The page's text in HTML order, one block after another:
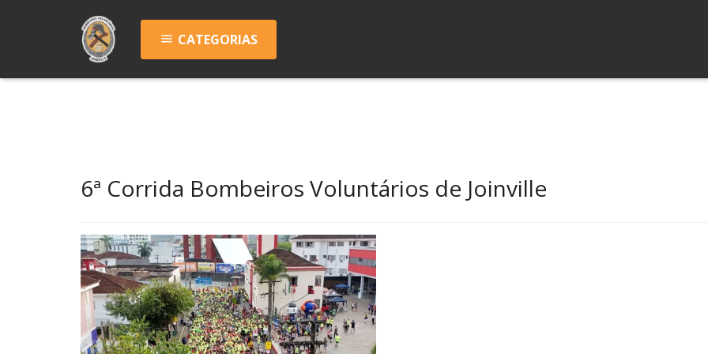
menu CATEGORIAS
6ª Corrida Bombeiros Voluntários de Joinville